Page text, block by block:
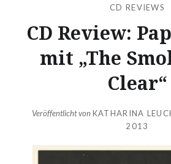
CD REVIEWS
CD Review:
mit „The
Clear“
Veröffentlicht vonKATHARINA
2013